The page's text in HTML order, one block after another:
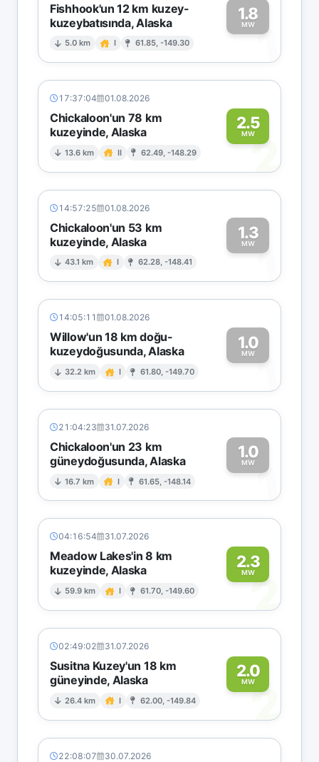
Fishhook'un 12 km kuzey-
kuzeybatısında, Alaska
5.0 km I 61.85, -149.30
1.8
MW1
17:37:04 01.08.2026
Chickaloon'un 78 km
kuzeyinde, Alaska
13.6 km II 62.49, -148.29
2.5
MW
2
14:57:25 01.08.2026
Chickaloon'un 53 km
kuzeyinde, Alaska
43.1 km I 62.28, -148.41
1.3
MW1
14:05:11 01.08.2026
Willow'un 18 km doğu-
kuzeydoğusunda, Alaska
32.2 km I 61.80, -149.70
1.0
MW1
21:04:23 31.07.2026
Chickaloon'un 23 km
güneydoğusunda, Alaska
16.7 km I 61.65, -148.14
1.0
MW1
04:16:54 31.07.2026
Meadow Lakes'in 8 km
kuzeyinde, Alaska
59.9 km I 61.70, -149.60
2.3
MW2
02:49:02 31.07.2026
Susitna Kuzey'un 18 km
güneyinde, Alaska
26.4 km I 62.00, -149.84
2.0
MW
2
22:08:07 30.07.2026